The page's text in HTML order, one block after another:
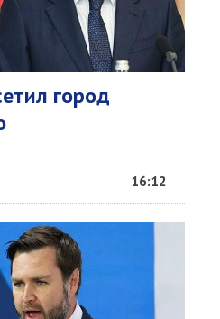
город
16:12